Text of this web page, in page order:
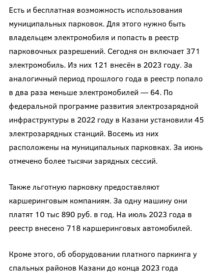
Есть и бесплатная возможность использования
муниципальных парковок. Для этого нужно быть
владельцем электромобиля и попасть в реестр
парковочных разрешений. Сегодня он включает 371
электромобиль. Из них 121 внесён в 2023 году. За
аналогичный период прошлого года в реестр попало
в два раза меньше электромобилей — 64. По
федеральной программе развития электрозарядной
инфраструктуры в 2022 году в Казани установили 45
электрозарядных станций. Восемь из них
расположены на муниципальных парковках. За июнь
отмечено более тысячи зарядных сессий.
Также льготную парковку предоставляют
каршеринговым компаниям. За одну машину они
платят 10 тыс 890 руб. в год. На июль 2023 года в
реестр внесено 718 каршеринговых автомобилей.
Кроме этого, об оборудовании платного паркинга у
спальных районов Казани до конца 2023 года